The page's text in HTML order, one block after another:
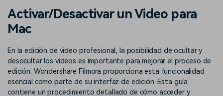
Inspírate con Filmora
Encuentra aquí lo que otros
Taller creativo
crecer e inspirar tu próximo
Consigue una afiliación a
Soporte
Activar/Desactivar un Video para
Mac
En la edición de video profesional, la posibilidad de ocultar y
desocultar los videos es importante para mejorar el proceso de
edición. Wondershare Filmora proporciona esta funcionalidad
esencial como parte de su interfaz de edición. Esta guía
contiene un procedimiento detallado de cómo acceder y